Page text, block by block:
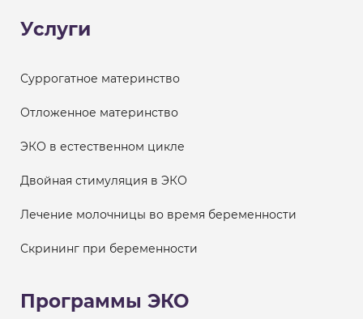
Услуги
Суррогатное материнство
Отложенное материнство
ЭКО в естественном цикле
Двойная стимуляция в ЭКО
Лечение молочницы во время беременности
Скрининг при беременности
Программы ЭКО